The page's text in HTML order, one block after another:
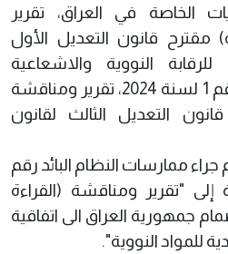
الخاصة في العراق، تقرير
مقترح قانون التعديل الأول
النووية والاشعاعية
والكيميائية والبيولوجية رقم 1 لسنة 2024، تقرير ومناقشة
قانون التعديل الثالث لقانون
ممارسات النظام البائد رقم
بالإضافة إلى "تقرير ومناقشة (القراءة
جمهورية العراق الى اتفاقية
للمواد النووية".